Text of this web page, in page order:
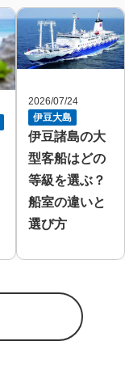
2026/07/24
伊豆大島
伊豆諸島の大
型客船はどの
等級を選ぶ？
船室の違いと
選び方